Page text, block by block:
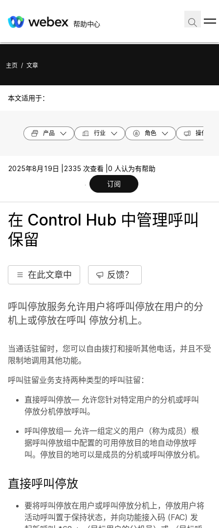
帮助中心
主页 / 文章
本文适用于：
产品 行业 角色 操作系统
2025年8月19日 | 2335 次查看 | 0 人认为有帮助
订阅
在 Control Hub 中管理呼叫
保留
在此文章中 反馈？
呼叫停放服务允许用户将呼叫停放在用户的分
机上或停放在呼叫 停放分机上。
当通话驻留时，您可以自由拨打和接听其他电话，并且不受
限制地调用其他功能。
呼叫驻留业务支持两种类型的呼叫驻留：
直接呼叫停放— 允许您针对特定用户的分机或呼叫
停放分机停放呼叫。
呼叫停放组— 允许一组定义的用户（称为成员）根
据呼叫停放组中配置的可用停放目的地自动停放呼
叫。停放目的地可以是成员的分机或呼叫停放分机。
直接呼叫停放
要将呼叫停放在用户或呼叫停放分机上，停放用户将
活动呼叫置于保持状态，并向功能接入码 (FAC) 发